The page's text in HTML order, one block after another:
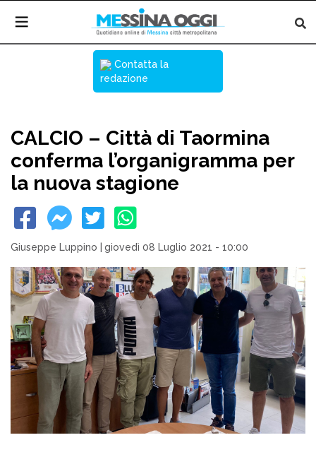
Contatta la
redazione
CALCIO – Città di Taormina
conferma l’organigramma per
la nuova stagione
Giuseppe Luppino giovedì 08 Luglio 2021 - 10:00